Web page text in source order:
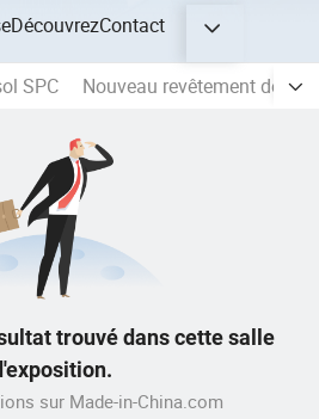
DécouvrezContact
SPC Nouveau revêtement de
trouvé dans cette salle
sur Made-in-China.com